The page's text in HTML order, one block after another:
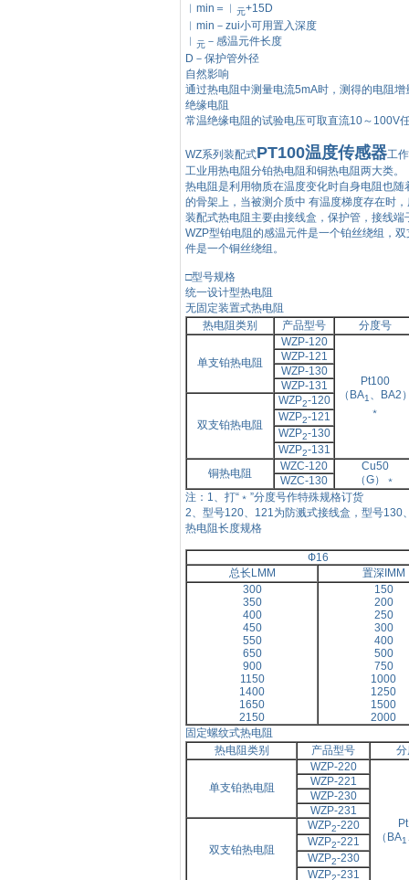
︱ min＝︱ 元+15D
︱ min－zui小可用置入深度
︱ 元 －感温元件长度
D－保护管外径
自然影响
通过热电阻中测量电流5mA时，测得的电阻
绝缘电阻
常温绝缘电阻的试验电压可取直流10～100V
WZ系列装配式PT100温度传感器工
工业用热电阻分铂热电阻和铜热电阻两大类。
热电阻是利用物质在温度变化时自身电阻也
的骨架上，当被测介质中 有温度梯度存在时
装配式热电阻主要由接线盒，保护管，接线
WZP型铂电阻的感温元件是一个铂丝绕组，
件是一个铜丝绕组。
□型号规格
统一设计型热电阻
无固定装置式热电阻
热电阻类别
产品型号 分度号
单支铂热电阻
WZP-120
Pt100
（BA1、
BA2
﹡
WZP-121
WZP-130
WZP-131
双支铂热电阻
WZP2-120
WZP2-121
WZP2-130
WZP2-131
铜热电阻
WZC-120
Cu50
（G）﹡
WZC-130
注： 1、打“﹡”分度号作特殊规格订货
2、型号120、121为防溅式接线盒，型号130
热电阻长度规格
Ф16
总长 LMM 置深IMM
300
350
400
450
550
650
900
1150
1400
1650
2150
150
200
250
300
400
500
750
1000
1250
1500
2000
固定螺纹式热电阻
热电阻类别
产品型号
单支铂热电阻
WZP-220
（BA1
WZP-221
WZP-230
WZP-231
双支铂热电阻
WZP2-220
WZP2-221
WZP2-230
WZP -231